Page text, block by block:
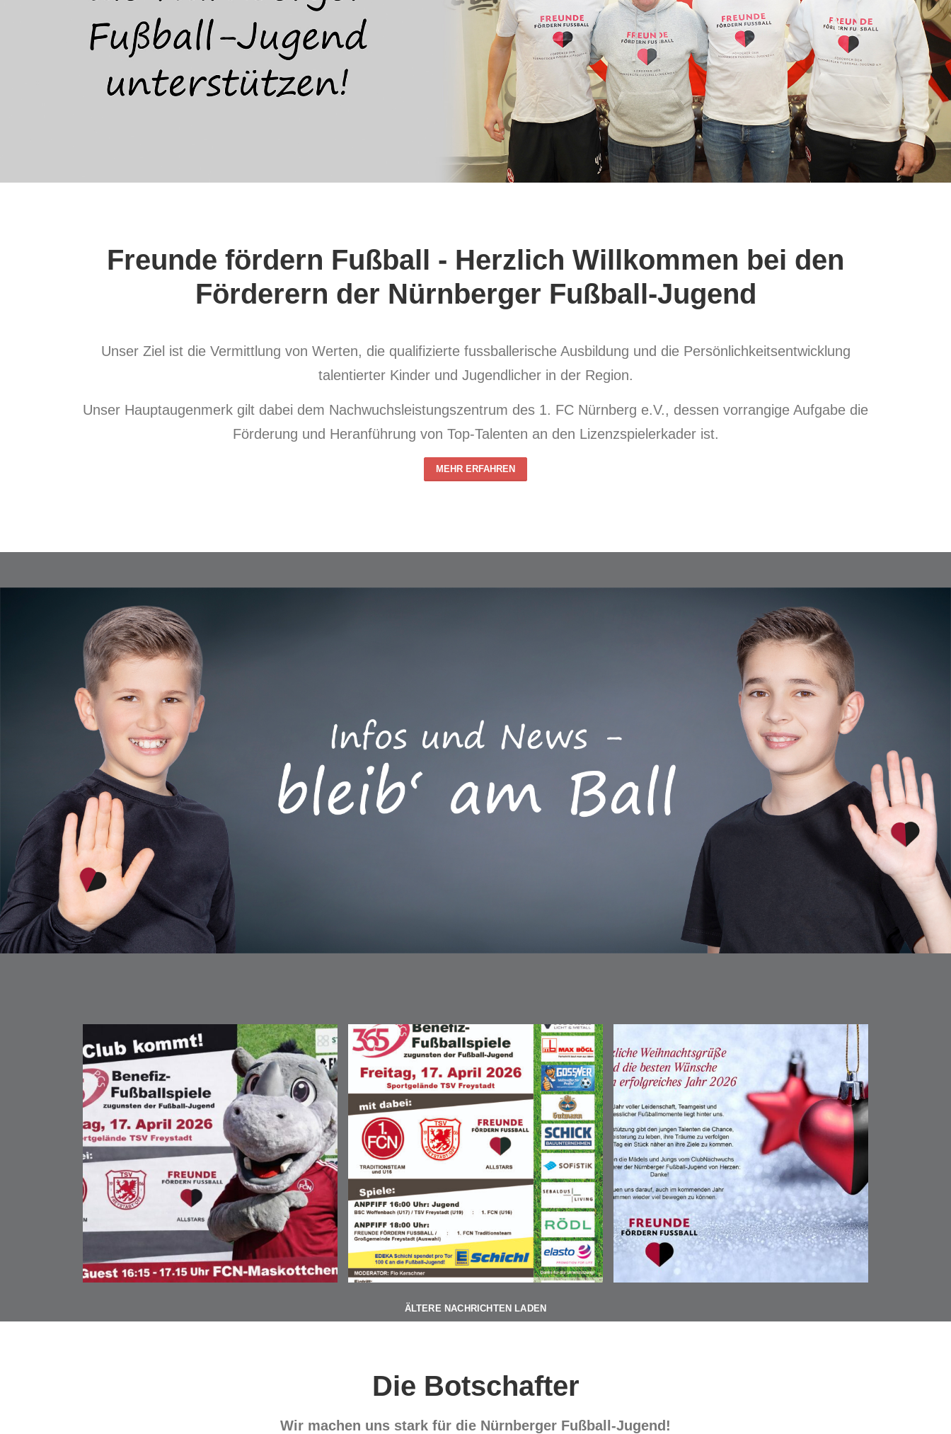
Freunde fördern Fußball - Herzlich Willkommen bei den
Förderern der Nürnberger Fußball-Jugend
Unser Ziel ist die Vermittlung von Werten, die qualifizierte fussballerische Ausbildung und die Persönlichkeitsentwicklung
talentierter Kinder und Jugendlicher in der Region.
Unser Hauptaugenmerk gilt dabei dem Nachwuchsleistungszentrum des 1. FC Nürnberg e.V., dessen vorrangige Aufgabe die
Förderung und Heranführung von Top-Talenten an den Lizenzspielerkader ist.
MEHR ERFAHREN
ÄLTERE NACHRICHTEN LADEN
Die Botschafter
Wir machen uns stark für die Nürnberger Fußball-Jugend!